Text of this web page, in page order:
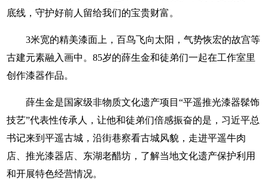
底线，守护好前人留给我们的宝贵财富。
3米宽的精美漆面上，百鸟飞向太阳，气势恢宏的故宫等
古建元素融入画中。85岁的薛生金和徒弟们一起在工作室里
创作漆器作品。
薛生金是国家级非物质文化遗产项目“平遥推光漆器髹饰
技艺”代表性传承人，让他和徒弟们倍感振奋的是，习近平总
书记来到平遥古城，沿街巷察看古城风貌，走进平遥牛肉
店、推光漆器店、东湖老醋坊，了解当地文化遗产保护利用
和开展特色经营情况。